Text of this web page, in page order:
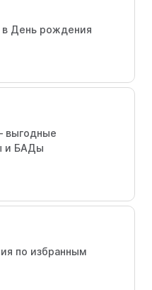
в День рождения
выгодные
и БАДы
по избранным